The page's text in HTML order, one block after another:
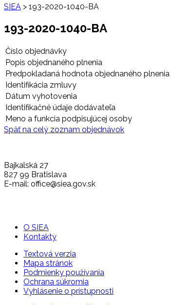
SIEA > 193-2020-1040-BA
193-2020-1040-BA
Číslo objednávky
Popis objednaného plnenia
Predpokladaná hodnota objednaného plnenia
Identifikácia zmluvy
Dátum vyhotovenia
Identifikačné údaje dodávateľa
Meno a funkcia podpisujúcej osoby
Späť na celý zoznam objednávok
Bajkalská 27
827 99 Bratislava
E-mail: office@siea.gov.sk
O SIEA
Kontakty
Textová verzia
Mapa stránok
Podmienky používania
Ochrana súkromia
Vyhlásenie o prístupnosti